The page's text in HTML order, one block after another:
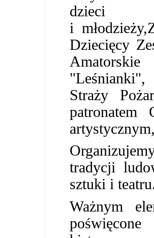
dzieci
i
Dziecięcy
Straży
tradycji
sztuki i
Ważnym